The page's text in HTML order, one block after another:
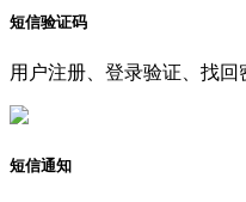
短信验证码
用户注册、登录验证、找回
短信通知